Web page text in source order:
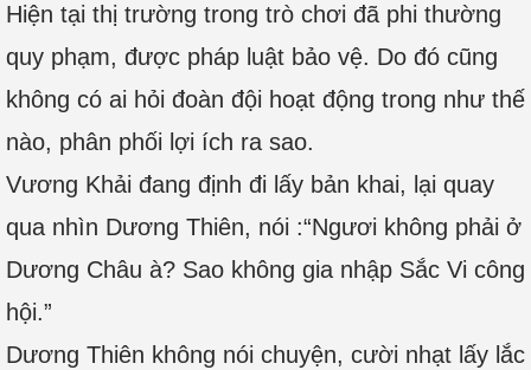
Hiện tại thị trường trong trò chơi đã phi thường
quy phạm, được pháp luật bảo vệ. Do đó cũng
không có ai hỏi đoàn đội hoạt động trong như thế
nào, phân phối lợi ích ra sao.
Vương Khải đang định đi lấy bản khai, lại quay
qua nhìn Dương Thiên, nói :“Ngươi không phải ở
Dương Châu à? Sao không gia nhập Sắc Vi công
hội.”
Dương Thiên không nói chuyện, cười nhạt lấy lắc